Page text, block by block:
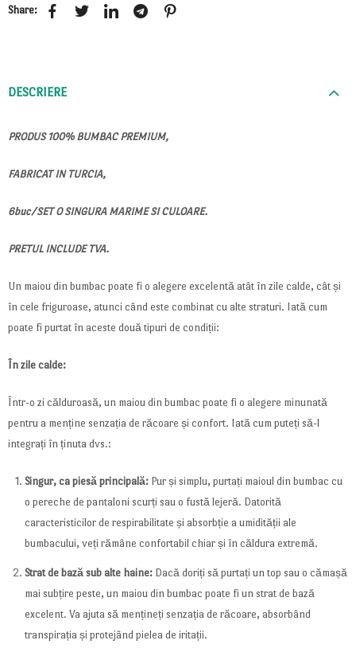
Share:
DESCRIERE
PRODUS 100% BUMBAC PREMIUM,
FABRICAT IN TURCIA,
6buc/SET O SINGURA MARIME SI CULOARE.
PRETUL INCLUDE TVA.
Un maiou din bumbac poate fi o alegere excelentă atât în zile calde, cât și
în cele friguroase, atunci când este combinat cu alte straturi. Iată cum
poate fi purtat în aceste două tipuri de condiții:
În zile calde:
Într-o zi călduroasă, un maiou din bumbac poate fi o alegere minunată
pentru a menține senzația de răcoare și confort. Iată cum puteți să-l
integrați în ținuta dvs.:
Singur, ca piesă principală: Pur și simplu, purtați maioul din bumbac cu
o pereche de pantaloni scurți sau o fustă lejeră. Datorită
caracteristicilor de respirabilitate și absorbție a umidității ale
bumbacului, veți rămâne confortabil chiar și în căldura extremă.
Strat de bază sub alte haine: Dacă doriți să purtați un top sau o cămașă
mai subțire peste, un maiou din bumbac poate fi un strat de bază
excelent. Va ajuta să mențineți senzația de răcoare, absorbând
transpirația și protejând pielea de iritații.